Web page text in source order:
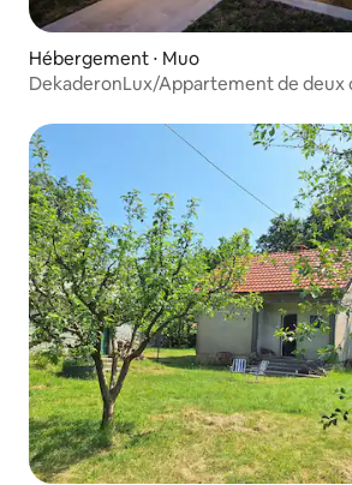
Hébergement ⋅ Muo
DekaderonLux/Appartement de deux